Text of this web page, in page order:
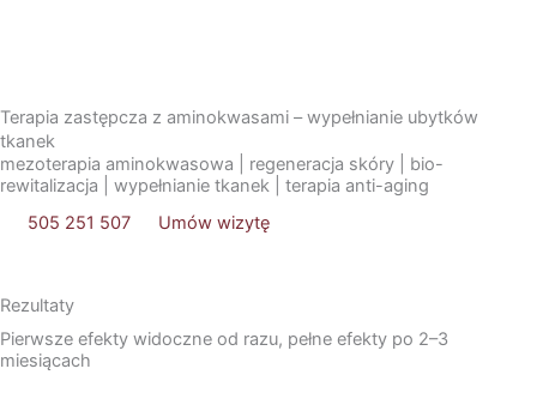
Terapia zastępcza z aminokwasami – wypełnianie ubytków
tkanek
mezoterapia aminokwasowa | regeneracja skóry | bio-
rewitalizacja | wypełnianie tkanek | terapia anti-aging
505 251 507
Umów wizytę
Rezultaty
Pierwsze efekty widoczne od razu, pełne efekty po 2–3
miesiącach